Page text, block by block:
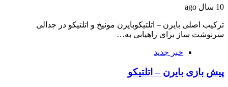
10 سال ago
ترکیب اصلی بایرن – اتلتیکوبایرن مونیخ و اتلتیکو در جدالی
سرنوشت ساز برای راهیابی به…
خبر جدید
پیش بازی بایرن – اتلتیکو